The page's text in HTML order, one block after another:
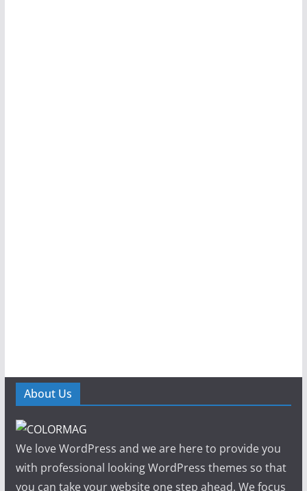
About Us
We love WordPress and we are here to provide you
with professional looking WordPress themes so that
you can take your website one step ahead. We focus